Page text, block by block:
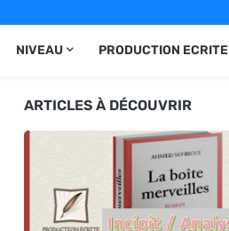
NIVEAU PRODUCTION ECRITE
ARTICLES À DÉCOUVRIR